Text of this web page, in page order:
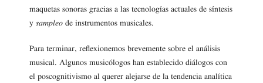
maquetas sonoras gracias a las tecnologías actuales de síntesis
y sampleode instrumentos musicales.
Para terminar, reflexionemos brevemente sobre el análisis
musical. Algunos musicólogos han establecido diálogos con
el poscognitivismo al querer alejarse de la tendencia analítica